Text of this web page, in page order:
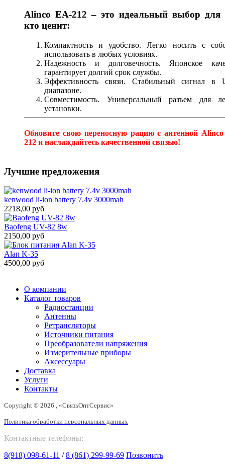
Alinco EA-212 – это идеальный выбор для
кто ценит:
Компактность и удобство. Легко носить с
использовать в любых условиях.
Надежность и долговечность. Японское
гарантирует долгий срок службы.
Эффективность связи. Стабильный сигнал в
диапазоне.
Совместимость. Универсальный разъем для
установки.
Обновите свою переносную рацию с антенной
212 и наслаждайтесь качественной связью!
Лучшие предложения
kenwood li-ion battery 7.4v 3000mah
2218,00 руб
Baofeng UV-82 8w
2150,00 руб
Alan K-35
4500,00 руб
О компании
Каталог товаров
Радиостанции
Антенны
Ретрансляторы
Источники питания
Преобразователи напряжения
Измерительные приборы
Аксессуары
Доставка
Услуги
Контакты
Copyright © 2026 , «СвязьОптСервис»
Политика обработки персональных данных
Контактные телефоны:
8(918) 098-61-11 /8 (861) 299-99-69 Позвонить